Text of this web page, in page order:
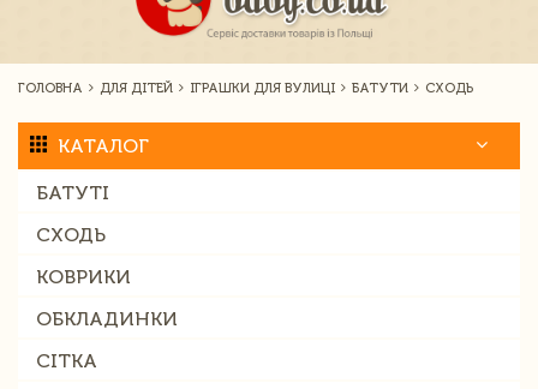
ГОЛОВНА ДЛЯ ДІТЕЙ ІГРАШКИ ДЛЯ ВУЛИЦІ БАТУТИ СХОДЬ
КАТАЛОГ
БАТУТІ
СХОДЬ
КОВРИКИ
ОБКЛАДИНКИ
СІТКА